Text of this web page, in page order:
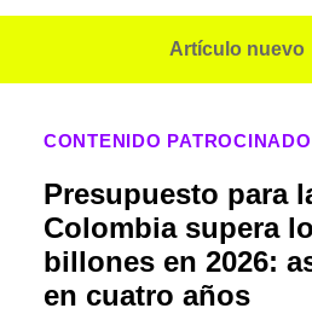
Artículo nuevo
CONTENIDO PATROCINADO
Presupuesto para
Colombia supera
billones en 2026:
en cuatro años